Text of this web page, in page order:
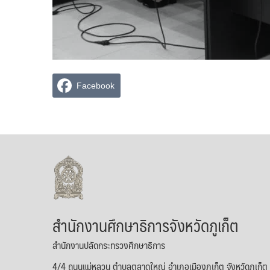
Facebook
สำนักงานศึกษาธิการจังหวัดภูเก็ต
สำนักงานปลัดกระทรวงศึกษาธิการ
4/4 ถนนแม่หลวน ตำบลตลาดใหญ่ อำเภอเมืองภูเก็ต จังหวัดภูเก็